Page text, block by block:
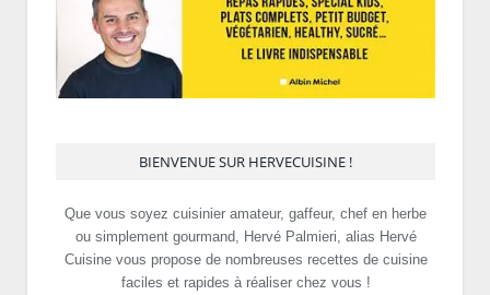
BIENVENUE SUR HERVECUISINE !
Que vous soyez cuisinier amateur, gaffeur, chef en herbe
ou simplement gourmand, Hervé Palmieri, alias Hervé
Cuisine vous propose de nombreuses recettes de cuisine
faciles et rapides à réaliser chez vous !